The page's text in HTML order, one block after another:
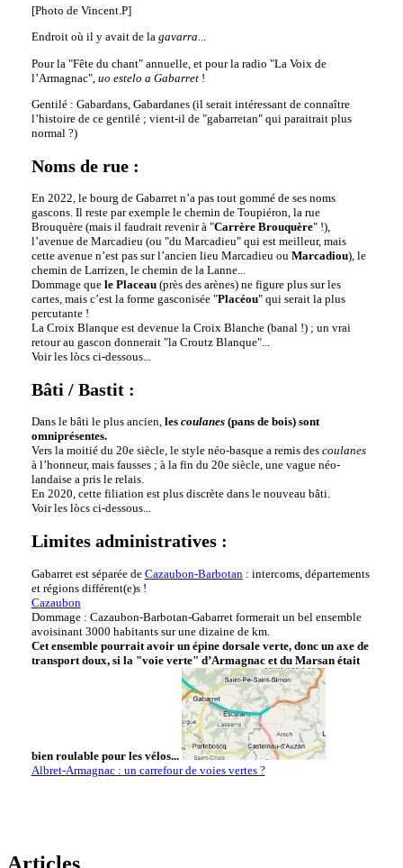
[Photo de Vincent.P]
Endroit où il y avait de la gavarra...
Pour la "Fête du chant" annuelle, et pour la radio "La Voix de
l’Armagnac", uo estelo a Gabarret!
Gentilé : Gabardans, Gabardanes (il serait intéressant de connaître
l’histoire de ce gentilé ; vient-il de "gabarretan" qui paraitrait plus
normal ?)
Noms de rue :
En 2022, le bourg de Gabarret n’a pas tout gommé de ses noms
gascons. Il reste par exemple le chemin de Toupiéron, la rue
Brouquère (mais il faudrait revenir à "Carrère Brouquère" !),
l’avenue de Marcadieu (ou "du Marcadieu" qui est meilleur, mais
cette avenue n’est pas sur l’ancien lieu Marcadieu ou Marcadiou), le
chemin de Larrizen, le chemin de la Lanne...
Dommage que le Placeau(près des arènes) ne figure plus sur les
cartes, mais c’est la forme gasconisée "Placéou" qui serait la plus
percutante !
La Croix Blanque est devenue la Croix Blanche (banal !) ; un vrai
retour au gascon donnerait "la Croutz Blanque"...
Voir les lòcs ci-dessous...
Bâti / Bastit :
Dans le bâti le plus ancien, les coulanes(pans de bois) sont
omniprésentes.
Vers la moitié du 20e siècle, le style néo-basque a remis des coulanes
à l’honneur, mais fausses ; à la fin du 20e siècle, une vague néo-
landaise a pris le relais.
En 2020, cette filiation est plus discrète dans le nouveau bâti.
Voir les lòcs ci-dessous...
Limites administratives :
Gabarret est séparée de Cazaubon-Barbotan : intercoms, départements
et régions différent(e)s !
Cazaubon
Dommage : Cazaubon-Barbotan-Gabarret formerait un bel ensemble
avoisinant 3000 habitants sur une dizaine de km.
Cet ensemble pourrait avoir un épine dorsale verte, donc un axe de
transport doux, si la "voie verte" d’Armagnac et du Marsan était
bien roulable pour les vélos...
Albret-Armagnac : un carrefour de voies vertes ?